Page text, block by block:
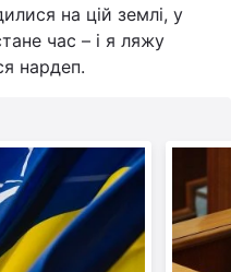
на цій землі, у
час – і я ляжу
нардеп.